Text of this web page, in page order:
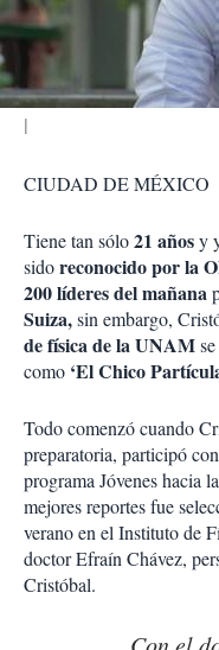
t
i
CIUDAD DE MÉXICO
Tiene tan sólo21 añosy
sidoreconocido por la
200 líderes del mañana
Suiza,sin embargo,
de física de la UNAM
como ‘El Chico
Todo comenzó cuando
preparatoria, participó
programa Jóvenes hacia
mejores reportes fue
verano en el Instituto de
doctor Efraín Chávez,
Cristóbal.